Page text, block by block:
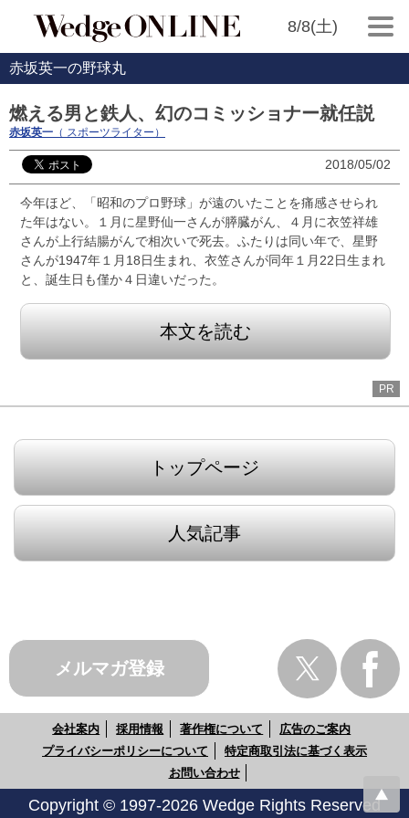
8/8(土)
赤坂英一の野球丸
燃える男と鉄人、幻のコミッショナー就任説
赤坂英一 （ スポーツライター）
2018/05/02
今年ほど、「昭和のプロ野球」が遠のいたことを痛感させられ
た年はない。１月に星野仙一さんが膵臓がん、４月に衣笠祥雄
さんが上行結腸がんで相次いで死去。ふたりは同い年で、星野
さんが1947年１月18日生まれ、衣笠さんが同年１月22日生まれ
と、誕生日も僅か４日違いだった。
本文を読む
PR
トップページ
人気記事
メルマガ登録
会社案内 採用情報 著作権について
広告のご案内
プライバシーポリシーについて
特定商取引法に基づく表示
お問い合わせ
Copyright © 1997-2026 Wedge Rights Reserved